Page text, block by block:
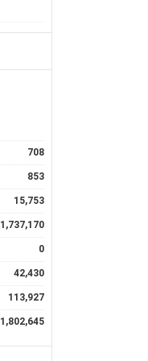
708
853
15,753
1,737,170
0
42,430
113,927
1,802,645